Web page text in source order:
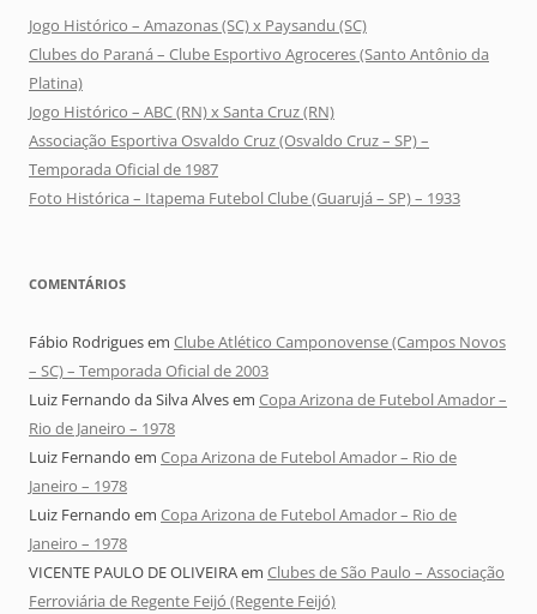
Jogo Histórico – Amazonas (SC) x Paysandu (SC)
Clubes do Paraná – Clube Esportivo Agroceres (Santo Antônio da
Platina)
Jogo Histórico – ABC (RN) x Santa Cruz (RN)
Associação Esportiva Osvaldo Cruz (Osvaldo Cruz – SP) –
Temporada Oficial de 1987
Foto Histórica – Itapema Futebol Clube (Guarujá – SP) – 1933
COMENTÁRIOS
Fábio Rodriguesem Clube Atlético Camponovense (Campos Novos
– SC) – Temporada Oficial de 2003
Luiz Fernando da Silva Alvesem Copa Arizona de Futebol Amador –
Rio de Janeiro – 1978
Luiz Fernando em Copa Arizona de Futebol Amador – Rio de
Janeiro – 1978
Luiz Fernando em Copa Arizona de Futebol Amador – Rio de
Janeiro – 1978
VICENTE PAULO DE OLIVEIRAem Clubes de São Paulo – Associação
Ferroviária de Regente Feijó (Regente Feijó)